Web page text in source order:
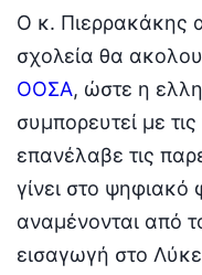
Ο κ. Πιερρακάκης
σχολεία θα
ΟΟΣΑ, ώστε η
συμπορευτεί με
επανέλαβε τις
γίνει στο ψηφιακό
αναμένονται από
εισαγωγή στο